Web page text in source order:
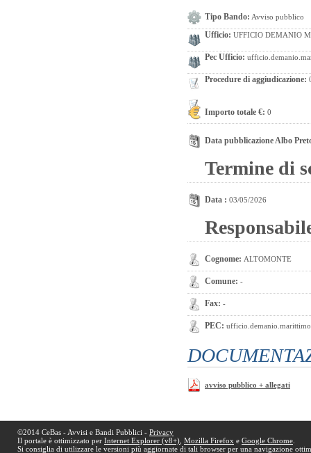
Tipo Bando: Avviso pubblico
Ufficio: UFFICIO DEMANIO
Pec Ufficio:
Procedure di aggiudicazione:
Importo totale €: 0
Data pubblicazione Albo
Termine di
Data : 03/05/2026
Cognome: ALTOMONTE
Comune: -
Fax: -
PEC:
avviso pubblico + allegati
©2014 CeBas - Avvisi e Bandi Pubblici - Privacy
Il portale è ottimizzato per Internet Explorer (v8+) Mozilla Firefox e Google Chrome
Si consiglia di utilizzare le versioni più aggiornate di tali browser per una navigazione